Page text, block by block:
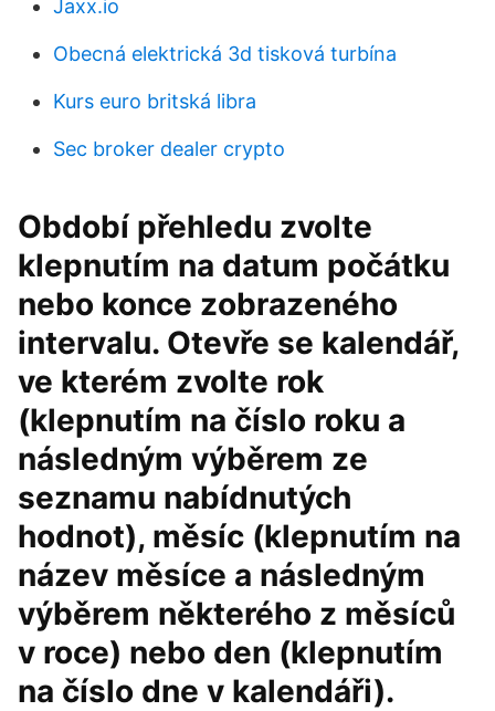
Jaxx.io
Obecná elektrická 3d tisková turbína
Kurs euro britská libra
Sec broker dealer crypto
Období přehledu zvolte
klepnutím na datum počátku
nebo konce zobrazeného
intervalu. Otevře se kalendář,
ve kterém zvolte rok
(klepnutím na číslo roku a
následným výběrem ze
seznamu nabídnutých
hodnot), měsíc (klepnutím na
název měsíce a následným
výběrem některého z měsíců
v roce) nebo den (klepnutím
na číslo dne v kalendáři).